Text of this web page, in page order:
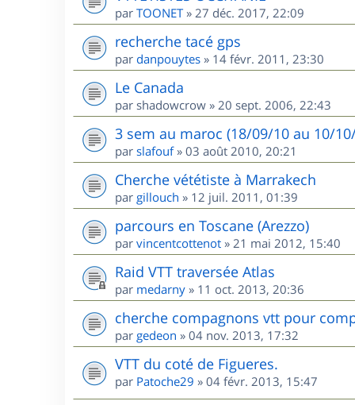
par TOONET» 27 déc. 2017, 22:09
recherche tacé gps
par danpouytes » 14 févr. 2011, 23:30
Le Canada
par shadowcrow » 20 sept. 2006, 22:43
3 sem au maroc (18/09/10 au 10/
par slafouf» 03 août 2010, 20:21
Cherche vététiste à Marrakech
par gillouch » 12 juil. 2011, 01:39
parcours en Toscane (Arezzo)
par vincentcottenot » 21 mai 2012, 15:40
Raid VTT traversée Atlas
par medarny » 11 oct. 2013, 20:36
cherche compagnons vtt pour
par gedeon » 04 nov. 2013, 17:32
VTT du coté de Figueres.
par Patoche29 » 04 févr. 2013, 15:47